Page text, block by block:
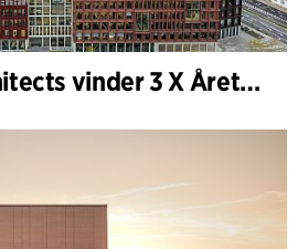
C.F. Møller Architects vinder 3 X Årets Byggeri 2025